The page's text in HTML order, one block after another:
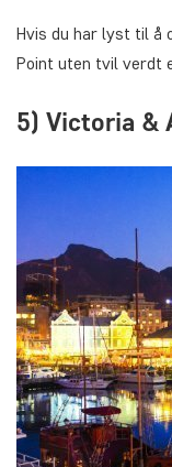
Hvis du har lyst til å
Point uten tvil verdt
5) Victoria &